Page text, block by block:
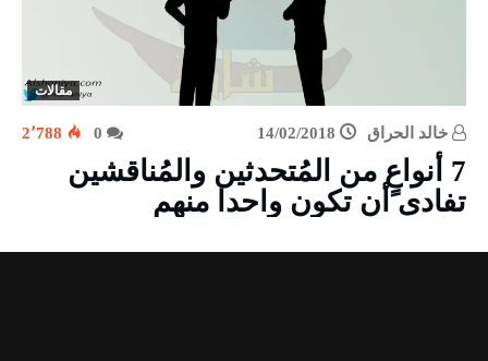
مقالات
خالد الحراق 14/02/2018 2٬788
7 أنواعٍ من المُتحدثين والمُناقشين
تفادى أن تكون واحدا منهم